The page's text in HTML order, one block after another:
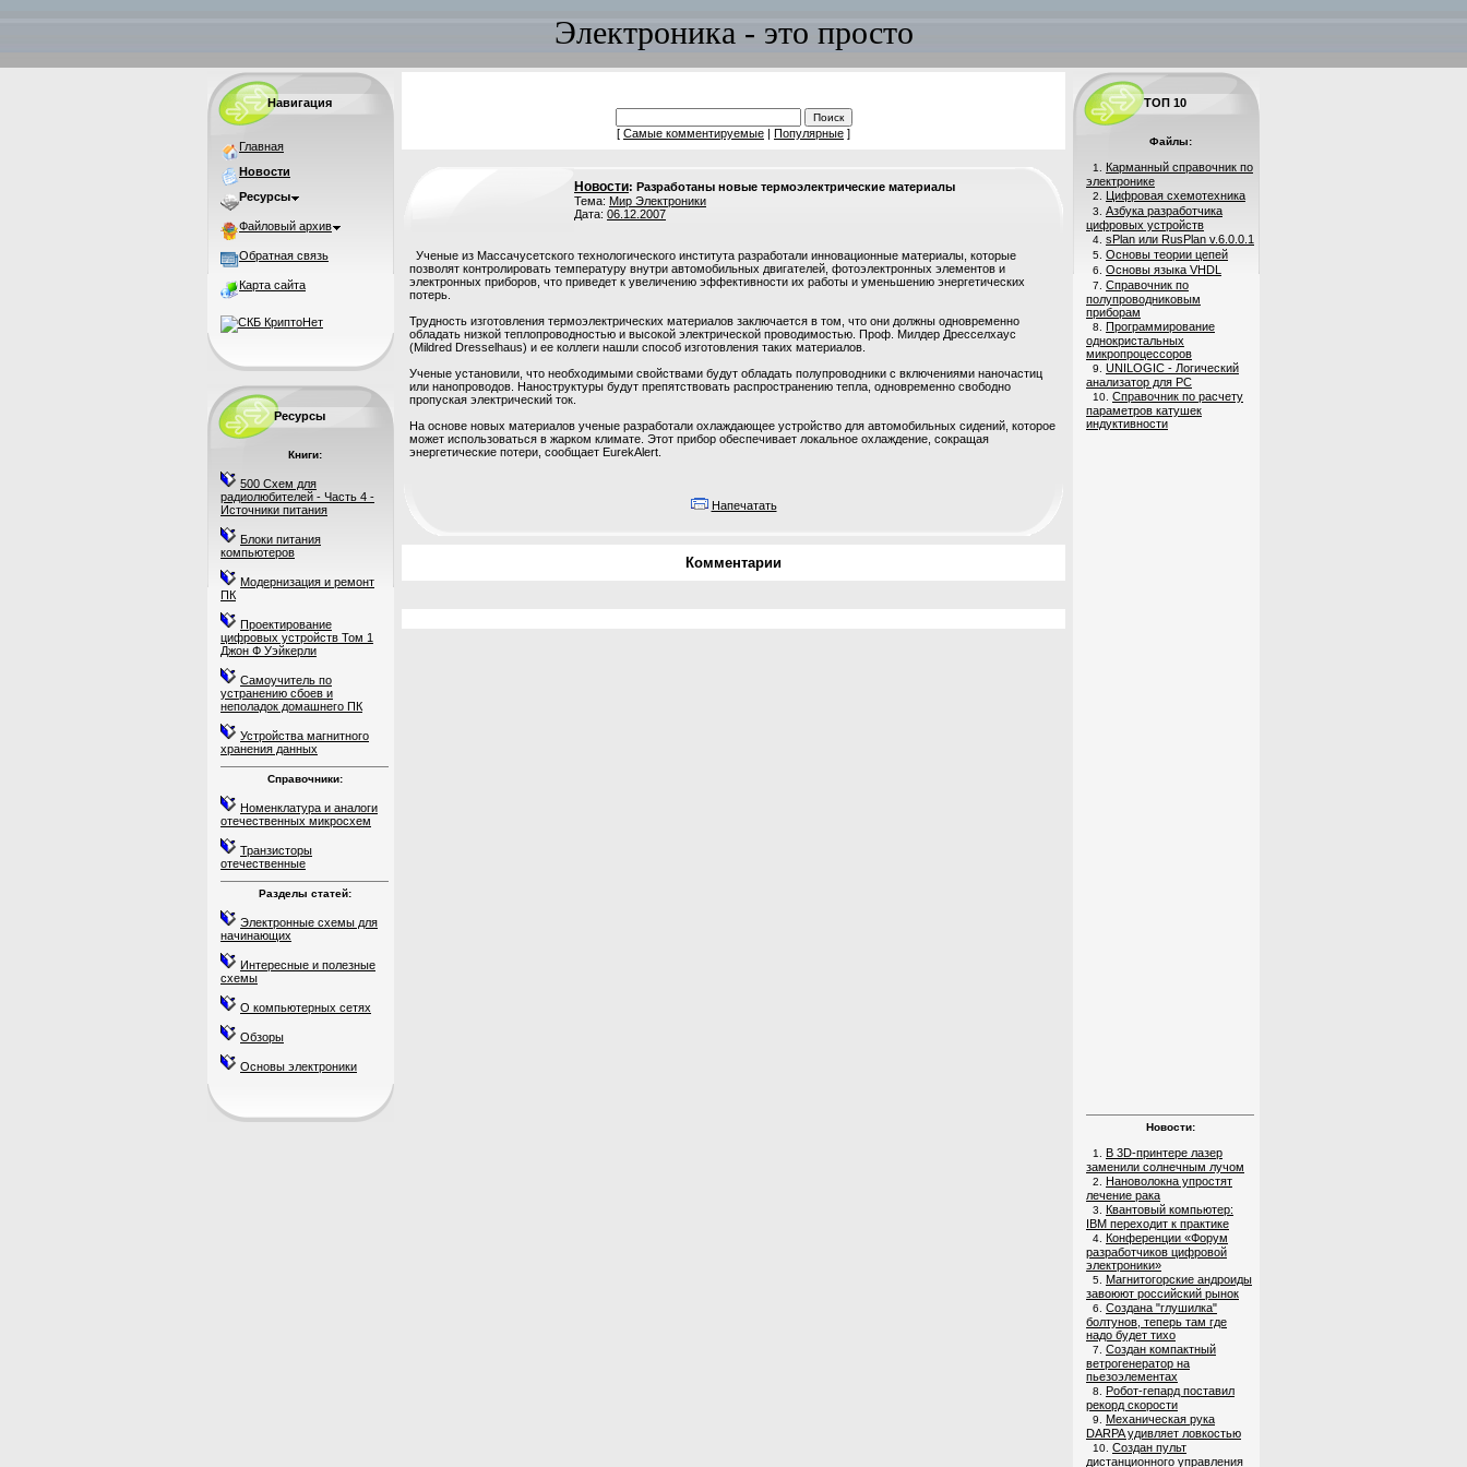
Электроника - это просто
Навигация
Главная
Новости
Ресурсы
Файловый архив
Обратная связь
Карта сайта
Ресурсы
Книги:
500 Схем для
радиолюбителей - Часть 4 -
Источники питания
Блоки питания
компьютеров
Модернизация и ремонт
ПК
Проектирование
цифровых устройств Том 1
Джон Ф Уэйкерли
Самоучитель по
устранению сбоев и
неполадок домашнего ПК
Устройства магнитного
хранения данных
Справочники:
Номенклатура и аналоги
отечественных микросхем
Транзисторы
отечественные
Разделы статей:
Электронные схемы для
начинающих
Интересные и полезные
схемы
О компьютерных сетях
Обзоры
Основы электроники
[ Самые комментируемые | Популярные ]
Новости: Разработаны новые термоэлектрические материалы
Тема: Мир Электроники
Дата: 06.12.2007
Ученые из Массачусетского технологического института разработали инновационные материалы, которые
позволят контролировать температуру внутри автомобильных двигателей, фотоэлектронных элементов и
электронных приборов, что приведет к увеличению эффективности их работы и уменьшению энергетических
потерь.
Трудность изготовления термоэлектрических материалов заключается в том, что они должны одновременно
обладать низкой теплопроводностью и высокой электрической проводимостью. Проф. Милдер Дресселхаус
(Mildred Dresselhaus) и ее коллеги нашли способ изготовления таких материалов.
Ученые установили, что необходимыми свойствами будут обладать полупроводники с включениями наночастиц
или нанопроводов. Наноструктуры будут препятствовать распространению тепла, одновременно свободно
пропуская электрический ток.
На основе новых материалов ученые разработали охлаждающее устройство для автомобильных сидений, которое
может использоваться в жарком климате. Этот прибор обеспечивает локальное охлаждение, сокращая
энергетические потери, сообщает EurekAlert.
Напечатать
Комментарии
ТОП 10
Файлы:
1. Карманный справочник по
электронике
2. Цифровая схемотехника
3. Азбука разработчика
цифровых устройств
4. sPlan или RusPlan v.6.0.0.1
5. Основы теории цепей
6. Основы языка VHDL
7. Справочник по
полупроводниковым
приборам
8. Программирование
однокристальных
микропроцессоров
9. UNILOGIC - Логический
анализатор для PC
10. Справочник по расчету
параметров катушек
индуктивности
Новости:
1. В 3D-принтере лазер
заменили солнечным лучом
2. Нановолокна упростят
лечение рака
3. Квантовый компьютер:
IBM переходит к практике
4. Конференции «Форум
разработчиков цифровой
электроники»
5. Магнитогорские андроиды
завоюют российский рынок
6. Создана "глушилка"
болтунов, теперь там где
надо будет тихо
7. Создан компактный
ветрогенератор на
пьезоэлементах
8. Робот-гепард поставил
рекорд скорости
9. Механическая рука
DARPA удивляет ловкостью
10. Создан пульт
дистанционного управления